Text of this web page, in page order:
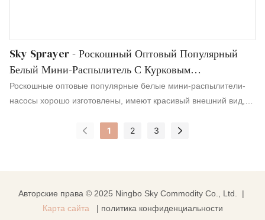
Sky Sprayer - Роскошный Оптовый Популярный
Белый Мини-Распылитель С Курковым
Распылителем, Мини-Распылитель С Курковым
Распылителем
Роскошные оптовые популярные белые мини-распылители-
насосы хорошо изготовлены, имеют красивый внешний вид,
превосходным качеством. Появившись на рынке, они быстро
1 2 3
Авторские права © 2025 Ningbo Sky Commodity Co., Ltd. |
Карта сайта
| политика конфиденциальности